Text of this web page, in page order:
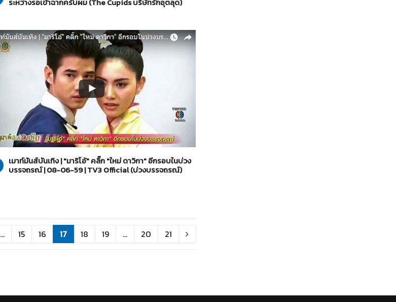
ระหว่างรอเข้าฉากครับผม (The Cupids บริษัทรักอุตลุด)
20-06-2559
บ่วงบรรจถรณ์
เมาท์มันส์บันเทิง | "มาริโอ้" คลิ๊ก "ใหม่ ดาวิกา" อีกรอบในบ่วง
บรรจถรณ์ | 08-06-59 | TV3 Official (บ่วงบรรจถรณ์)
... 15 16 17 18 19 ... 20 21